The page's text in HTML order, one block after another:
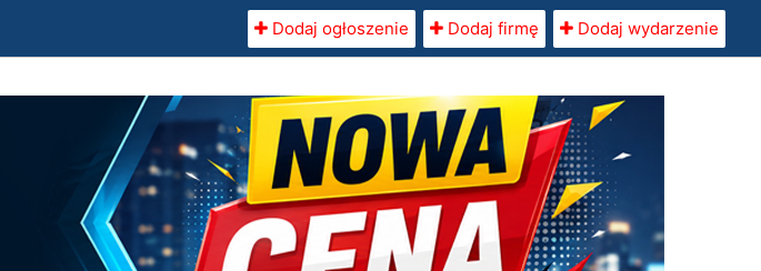
Dodaj ogłoszenie Dodaj firmę Dodaj wydarzenie